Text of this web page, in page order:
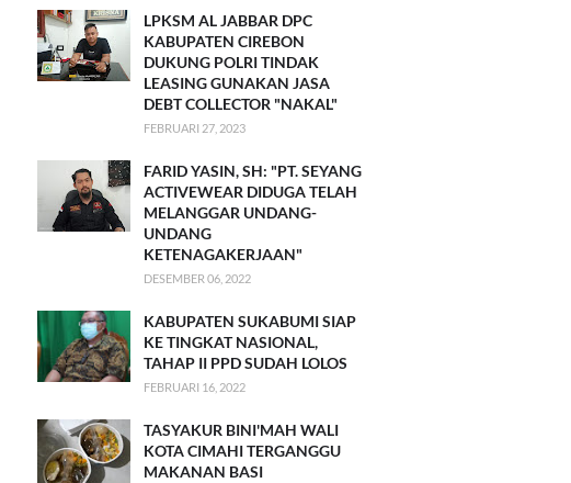
LPKSM AL JABBAR DPC
KABUPATEN CIREBON
DUKUNG POLRI TINDAK
LEASING GUNAKAN JASA
DEBT COLLECTOR "NAKAL"
FEBRUARI 27, 2023
FARID YASIN, SH: "PT. SEYANG
ACTIVEWEAR DIDUGA TELAH
MELANGGAR UNDANG-
UNDANG
KETENAGAKERJAAN"
DESEMBER 06, 2022
KABUPATEN SUKABUMI SIAP
KE TINGKAT NASIONAL,
TAHAP II PPD SUDAH LOLOS
FEBRUARI 16, 2022
TASYAKUR BINI'MAH WALI
KOTA CIMAHI TERGANGGU
MAKANAN BASI